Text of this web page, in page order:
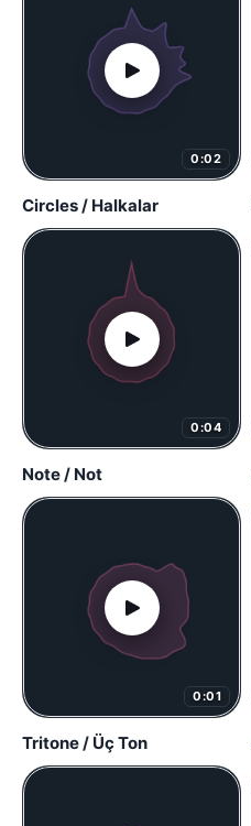
0:02
Circles / Halkalar
0:04
Note / Not
0:01
Tritone / Üç Ton